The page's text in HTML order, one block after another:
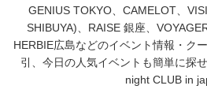
GENIUS TOKYO、CAMELOT、
SHIBUYA)、RAISE 銀座、
HERBIE広島などのイベント情報・ク
引、今日の人気イベントも簡単に探
night CLUB in